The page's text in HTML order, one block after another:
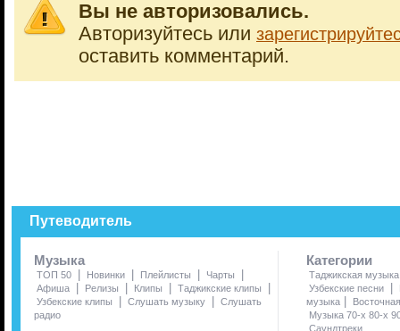
Вы не авторизовались.
Авторизуйтесь или
оставить комментарий.
Путеводитель
Музыка
ТОП 50 | Новинки | Плейлисты | Чарты |
Афиша | Релизы | Клипы | Таджикские клипы |
Узбекские клипы | Слушать музыку | Слушать
радио
Категории
Таджикская музыка
Узбекские песни
|
музыка |
Музыка 70-х 80-х
Саундтреки